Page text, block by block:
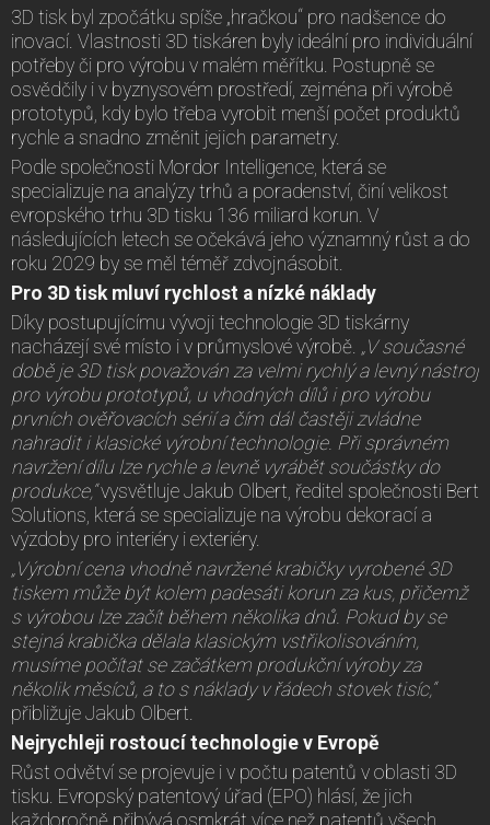
3D tisk byl zpočátku spíše „hračkou“ pro nadšence do
inovací. Vlastnosti 3D tiskáren byly ideální pro individuální
potřeby či pro výrobu v malém měřítku. Postupně se
osvědčily i v byznysovém prostředí, zejména při výrobě
prototypů, kdy bylo třeba vyrobit menší počet produktů
rychle a snadno změnit jejich parametry.
Podle společnosti Mordor Intelligence, která se
specializuje na analýzy trhů a poradenství, činí velikost
evropského trhu 3D tisku 136 miliard korun. V
následujících letech se očekává jeho významný růst a do
roku 2029 by se měl téměř zdvojnásobit.
Pro 3D tisk mluví rychlost a nízké náklady
Díky postupujícímu vývoji technologie 3D tiskárny
nacházejí své místo i v průmyslové výrobě. „V současné
době je 3D tisk považován za velmi rychlý a levný nástroj
pro výrobu prototypů, u vhodných dílů i pro výrobu
prvních ověřovacích sérií a čím dál častěji zvládne
nahradit i klasické výrobní technologie. Při správném
navržení dílu lze rychle a levně vyrábět součástky do
produkce,“vysvětluje Jakub Olbert, ředitel společnosti Bert
Solutions, která se specializuje na výrobu dekorací a
výzdoby pro interiéry i exteriéry.
„Výrobní cena vhodně navržené krabičky vyrobené 3D
tiskem může být kolem padesáti korun za kus, přičemž
s výrobou lze začít během několika dnů. Pokud by se
stejná krabička dělala klasickým vstřikolisováním,
musíme počítat se začátkem produkční výroby za
několik měsíců, a to s náklady v řádech stovek tisíc,“
přibližuje Jakub Olbert.
Nejrychleji rostoucí technologie v Evropě
Růst odvětví se projevuje i v počtu patentů v oblasti 3D
tisku. Evropský patentový úřad (EPO) hlásí, že jich
každoročně přibývá osmkrát více než patentů všech